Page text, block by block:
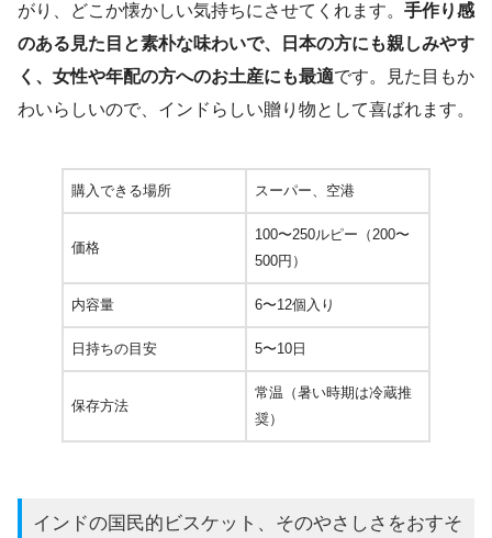
がり、どこか懐かしい気持ちにさせてくれます。 手作り感
のある見た目と素朴な味わいで、日本の方にも親しみやす
く、女性や年配の方へのお土産にも最適です。見た目もか
わいらしいので、インドらしい贈り物として喜ばれます。
購入できる場所 スーパー、空港
価格
100〜250ルピー（200〜
500円）
内容量 6〜12個入り
日持ちの目安 5〜10日
保存方法
常温（暑い時期は冷蔵推
奨）
インドの国民的ビスケット、そのやさしさをおすそ